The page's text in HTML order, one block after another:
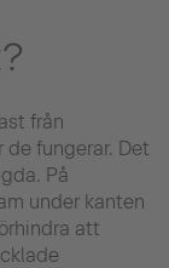
från
fungerar. Det
På
under kanten
att